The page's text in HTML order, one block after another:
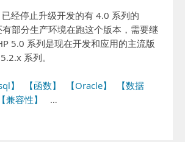
经停止升级开发的有 4.0 系列的
部分生产环境在跑这个版本，需要继
5.0 系列是现在开发和应用的主流版
系列。
】 【函数】 【Oracle】
【数据
【兼容性】
…